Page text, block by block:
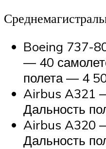
Boeing 737-
— 40
полета — 4
Airbus A321
Дальность
Airbus A320
Дальность